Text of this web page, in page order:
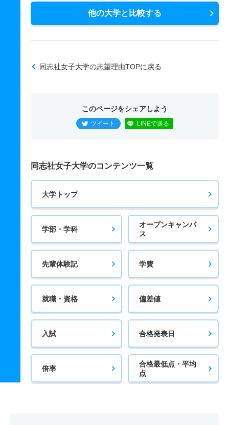
他の大学と比較する
同志社女子大学の志望理由TOPに戻る
このページをシェアしよう
ツイート LINEで送る
同志社女子大学のコンテンツ一覧
大学トップ
学部・学科
オープンキャンパ
ス
先輩体験記 学費
就職・資格 偏差値
入試 合格発表日
倍率
合格最低点・平均
点